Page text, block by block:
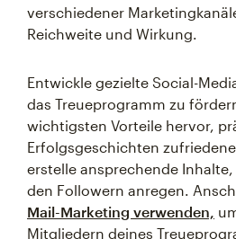
verschiedener
Reichweite und Wirkung.
Entwickle gezielte Social-
das Treueprogramm zu
wichtigsten Vorteile hervor,
Erfolgsgeschichten
erstelle ansprechende
den Followern anregen.
Mail-Marketing verwenden,
Mitgliedern deines